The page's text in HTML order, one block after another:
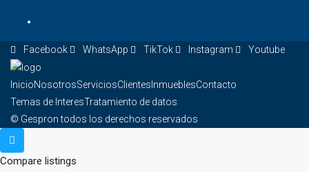
Facebook WhatsApp TikTok Instagram Youtube
InicioNosotrosServiciosClientes InmueblesContacto
Temas de InteresTratamiento de datos
© Gespron todos los derechos reservados
Compare listings